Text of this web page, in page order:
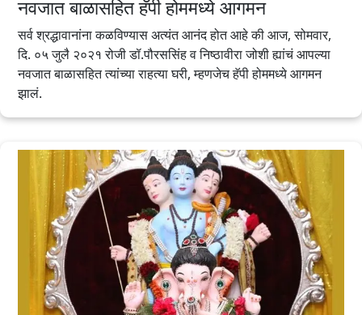
नवजात बाळासहित हॅपी होममध्ये आगमन
सर्व श्रद्धावानांना कळविण्यास अत्यंत आनंद होत आहे की आज, सोमवार,
दि. ०५ जुलै २०२१ रोजी डॉ.पौरससिंह व निष्ठावीरा जोशी ह्यांचं आपल्या
नवजात बाळासहित त्यांच्या राहत्या घरी, म्हणजेच हॅपी होममध्ये आगमन
झालं.